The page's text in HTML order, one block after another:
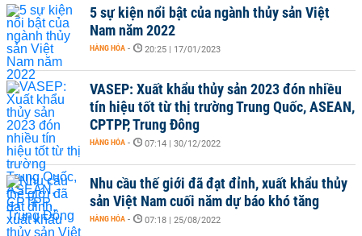
5 sự kiện nổi bật của ngành thủy sản Việt
Nam năm 2022
HÀNG HÓA - 20:25 | 17/01/2023
VASEP: Xuất khẩu thủy sản 2023 đón nhiều
tín hiệu tốt từ thị trường Trung Quốc, ASEAN,
CPTPP, Trung Đông
HÀNG HÓA - 07:14 | 30/12/2022
Nhu cầu thế giới đã đạt đỉnh, xuất khẩu thủy
sản Việt Nam cuối năm dự báo khó tăng
HÀNG HÓA - 07:18 | 25/08/2022